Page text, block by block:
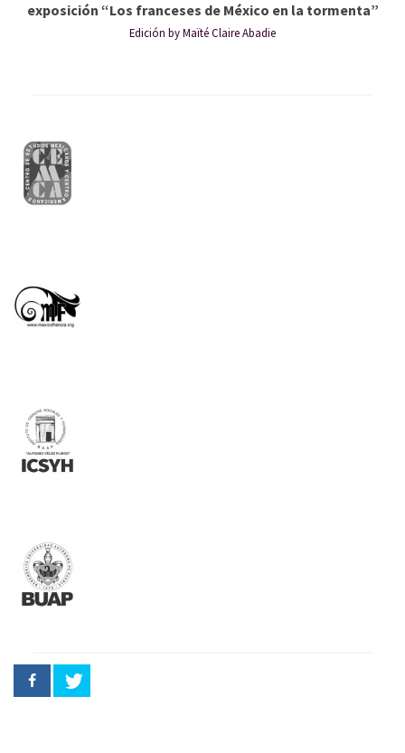
exposición “Los franceses de México en la tormenta”
Edición by Maïté Claire Abadie